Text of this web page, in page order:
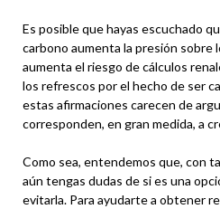
Es posible que hayas escuchado
carbono aumenta la presión sobre
aumenta el riesgo de cálculos
los refrescos por el hecho de ser
estas afirmaciones carecen de
corresponden, en gran medida, a
Como sea, entendemos que, con
aún tengas dudas de si es una
evitarla. Para ayudarte a obtener